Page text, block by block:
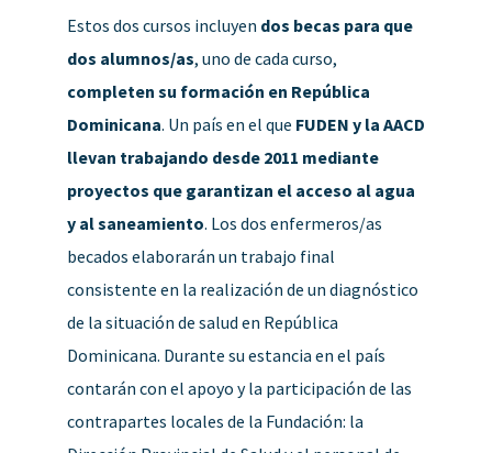
Estos dos cursos incluyen dos becas para que
dos alumnos/as, uno de cada curso,
completen su formación en República
Dominicana. Un país en el que FUDEN y la AACD
llevan trabajando desde 2011 mediante
proyectos que garantizan el acceso al agua
y al saneamiento. Los dos enfermeros/as
becados elaborarán un trabajo final
consistente en la realización de un diagnóstico
de la situación de salud en República
Dominicana. Durante su estancia en el país
contarán con el apoyo y la participación de las
contrapartes locales de la Fundación: la